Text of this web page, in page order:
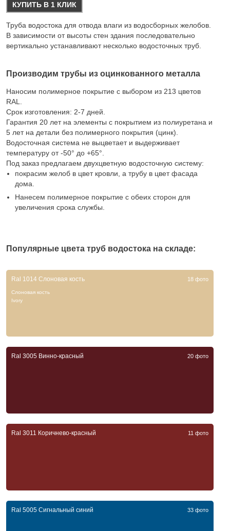
КУПИТЬ В 1 КЛИК
Труба водостока для отвода влаги из водосборных желобов.
В зависимости от высоты стен здания последовательно
вертикально устанавливают несколько водосточных труб.
Производим трубы из оцинкованного металла
Наносим полимерное покрытие с выбором из 213 цветов
RAL.
Срок изготовления: 2-7 дней.
Гарантия 20 лет на элементы с покрытием из полиуретана и
5 лет на детали без полимерного покрытия (цинк).
Водосточная система не выцветает и выдерживает
температуру от -50° до +65°.
Под заказ предлагаем двухцветную водосточную систему:
покрасим желоб в цвет кровли, а трубу в цвет фасада
дома.
Нанесем полимерное покрытие с обеих сторон для
увеличения срока службы.
Популярные цвета труб водостока на складе:
Ral 1014 Слоновая кость 18 фото
Слоновая кость
Ivory
Ral 3005 Винно-красный 20 фото
Ral 3011 Коричнево-красный 11 фото
Ral 5005 Сигнальный синий 33 фото